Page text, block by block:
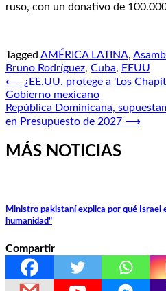
ruso, con un donativo de
Tagged AMÉRICA LATINA,
Bruno Rodríguez, Cuba, EEUU
Navegación
de
entradas
⟵ ¿EE.UU. protege a 'Los
Gobierno mexicano
República Dominicana,
en Presupuesto de 2027 ⟶
MÁS NOTICIAS
Ministro pakistaní explica por qué Israel
humanidad"
Compartir